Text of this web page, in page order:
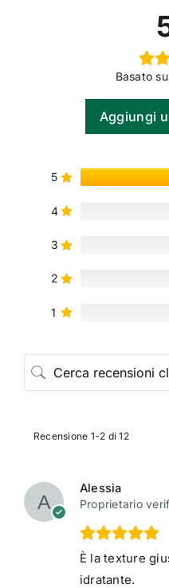
Basato
Aggiungi
5
4
3
2
1
Recensione 1-2 di 12
Alessia
Proprietario
È la texture
idratante.